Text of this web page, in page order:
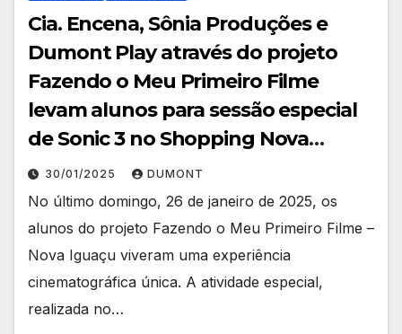
Cia. Encena, Sônia Produções e
Dumont Play através do projeto
Fazendo o Meu Primeiro Filme
levam alunos para sessão especial
de Sonic 3 no Shopping Nova
Iguaçu
30/01/2025 DUMONT
No último domingo, 26 de janeiro de 2025, os
alunos do projeto Fazendo o Meu Primeiro Filme –
Nova Iguaçu viveram uma experiência
cinematográfica única. A atividade especial,
realizada no…